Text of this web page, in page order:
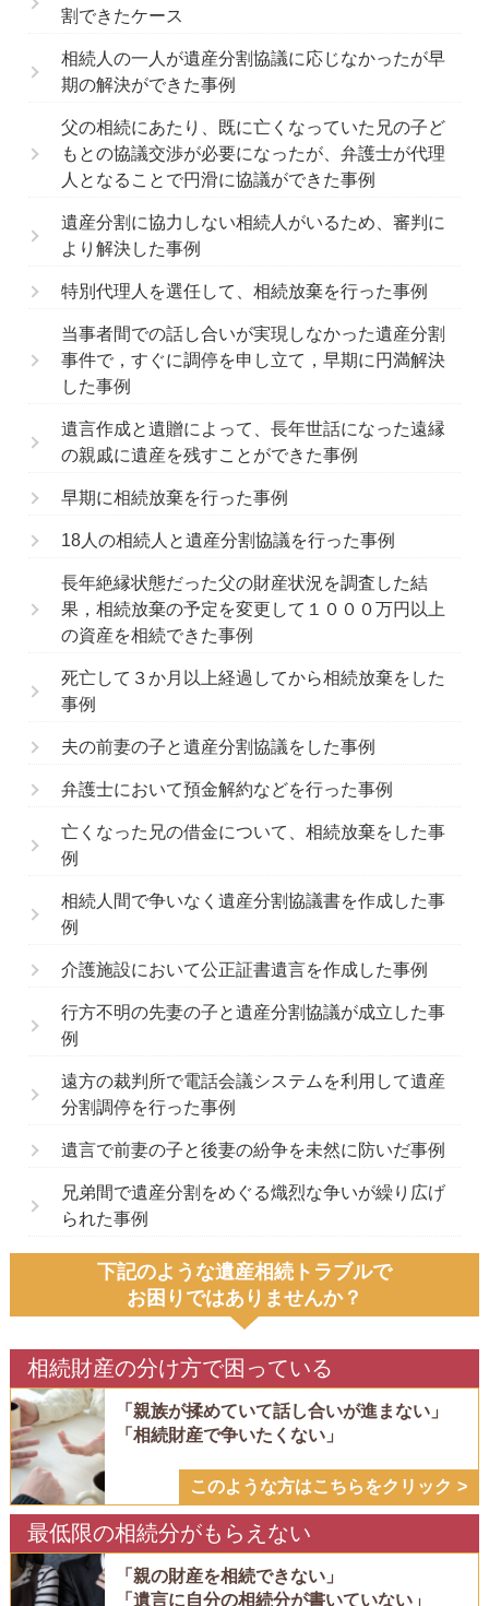
割できたケース
相続人の一人が遺産分割協議に応じなかったが早
期の解決ができた事例
父の相続にあたり、既に亡くなっていた兄の子ど
もとの協議交渉が必要になったが、弁護士が代理
人となることで円滑に協議ができた事例
遺産分割に協力しない相続人がいるため、審判に
より解決した事例
特別代理人を選任して、相続放棄を行った事例
当事者間での話し合いが実現しなかった遺産分割
事件で，すぐに調停を申し立て，早期に円満解決
した事例
遺言作成と遺贈によって、長年世話になった遠縁
の親戚に遺産を残すことができた事例
早期に相続放棄を行った事例
18人の相続人と遺産分割協議を行った事例
長年絶縁状態だった父の財産状況を調査した結
果，相続放棄の予定を変更して１０００万円以上
の資産を相続できた事例
死亡して３か月以上経過してから相続放棄をした
事例
夫の前妻の子と遺産分割協議をした事例
弁護士において預金解約などを行った事例
亡くなった兄の借金について、相続放棄をした事
例
相続人間で争いなく遺産分割協議書を作成した事
例
介護施設において公正証書遺言を作成した事例
行方不明の先妻の子と遺産分割協議が成立した事
例
遠方の裁判所で電話会議システムを利用して遺産
分割調停を行った事例
遺言で前妻の子と後妻の紛争を未然に防いだ事例
兄弟間で遺産分割をめぐる熾烈な争いが繰り広げ
られた事例
下記のような遺産相続トラブルで
お困りではありませんか？
相続財産の分け方で困っている
「親族が揉めていて話し合いが進まない」
「相続財産で争いたくない」
このような方はこちらをクリック
最低限の相続分がもらえない
「親の財産を相続できない」
「遺言に自分の相続分が書いていない」